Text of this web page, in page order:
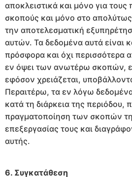
αποκλειστικά και μόνο για
σκοπούς και μόνο στο
την αποτελεσματική
αυτών. Τα δεδομένα αυτά είναι
πρόσφορα και όχι περισσότερα
εν όψει των ανωτέρω σκοπών,
εφόσον χρειάζεται,
Περαιτέρω, τα εν λόγω
κατά τη διάρκεια της περιόδου,
πραγματοποίηση των σκοπών
επεξεργασίας τους και
αυτής.
6. Συγκατάθεση